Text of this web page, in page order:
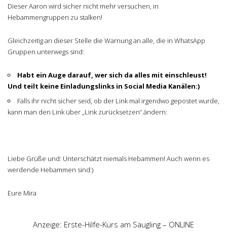
Dieser Aaron wird sicher nicht mehr versuchen, in
Hebammengruppen zu stalken!
Gleichzeitig an dieser Stelle die Warnung an alle, die in WhatsApp
Gruppen unterwegs sind:
Habt ein Auge darauf, wer sich da alles mit einschleust!
Und teilt keine Einladungslinks in Social Media Kanälen:)
Falls ihr nicht sicher seid, ob der Link mal irgendwo gepostet wurde,
kann man den Link über „Link zurücksetzen“ ändern:
Liebe Grüße und: Unterschätzt niemals Hebammen! Auch wenn es
werdende Hebammen sind:)
Eure Mira
Anzeige: Erste-Hilfe-Kurs am Säugling – ONLINE